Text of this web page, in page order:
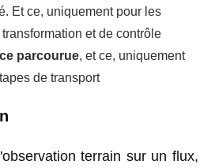
Et ce, uniquement pour les
et de contrôle
parcourue, et ce, uniquement
de transport
terrain sur un flux,